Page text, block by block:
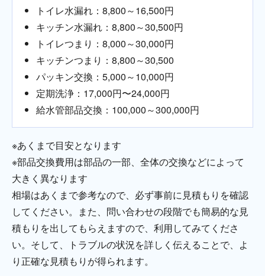
トイレ水漏れ：8,800～16,500円
キッチン水漏れ：8,800～30,500円
トイレつまり：8,000～30,000円
キッチンつまり：8,800～30,500
パッキン交換：5,000～10,000円
定期洗浄：17,000円〜24,000円
給水管部品交換：100,000～300,000円
※あくまで目安となります
※部品交換費用は部品の一部、全体の交換などによって
大きく異なります
相場はあくまで参考なので、必ず事前に見積もりを確認
してください。また、問い合わせの段階でも簡易的な見
積もりを出してもらえますので、利用してみてくださ
い。そして、トラブルの状況を詳しく伝えることで、よ
り正確な見積もりが得られます。